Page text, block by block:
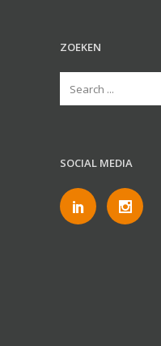
ZOEKEN
SOCIAL MEDIA